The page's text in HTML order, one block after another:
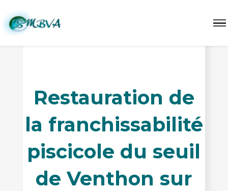
Restauration de
la franchissabilité
piscicole du seuil
de Venthon sur